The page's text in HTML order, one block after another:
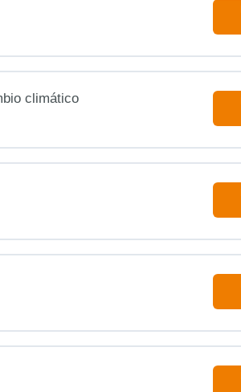
climático